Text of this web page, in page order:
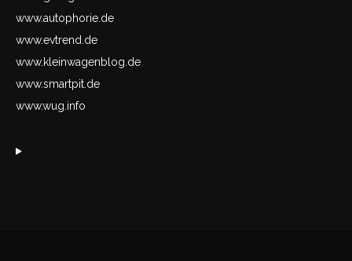
www.autophorie.de
www.evtrend.de
www.kleinwagenblog.de
www.smartpit.de
www.wug.info